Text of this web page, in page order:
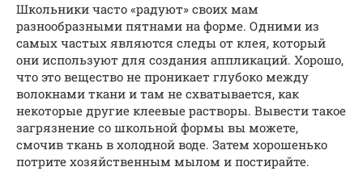
Школьники часто «радуют» своих мам
разнообразными пятнами на форме. Одними из
самых частых являются следы от клея, который
они используют для создания аппликаций. Хорошо,
что это вещество не проникает глубоко между
волокнами ткани и там не схватывается, как
некоторые другие клеевые растворы. Вывести такое
загрязнение со школьной формы вы можете,
смочив ткань в холодной воде. Затем хорошенько
потрите хозяйственным мылом и постирайте.